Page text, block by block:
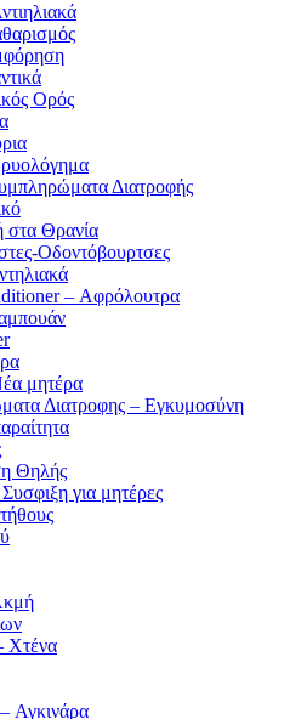
Ορός
Διατροφής
στα Θρανία
Οδοντόβουρτσες
– Αφρόλουτρα
μητέρα
Διατροφης – Εγκυμοσύνη
Θηλής
για μητέρες
Χτένα
Αγκινάρα